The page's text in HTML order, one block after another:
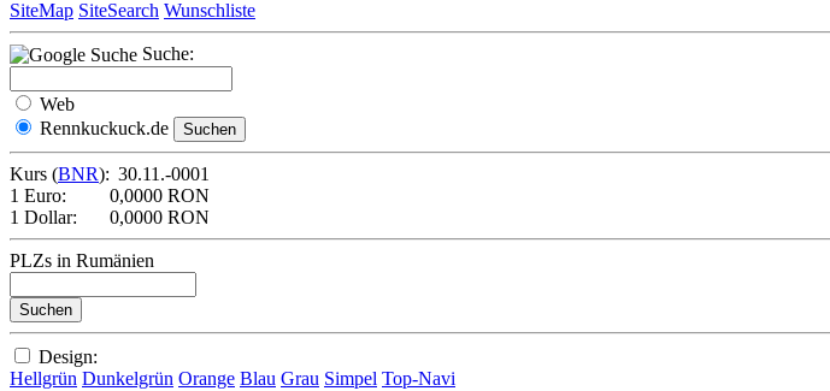
SiteMap SiteSearch Wunschliste
Suche:
Web
Rennkuckuck.de
Kurs (BNR): 30.11.-0001
1 Euro:
0,0000 RON
1 Dollar:
0,0000 RON
PLZs in Rumänien
Design:
Hellgrün Dunkelgrün Orange Blau Grau Simpel Top-Navi